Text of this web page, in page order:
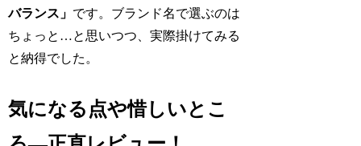
バランス」 です。ブランド名で選ぶのは
ちょっと…と思いつつ、実際掛けてみる
と納得でした。
気になる点や惜しいとこ